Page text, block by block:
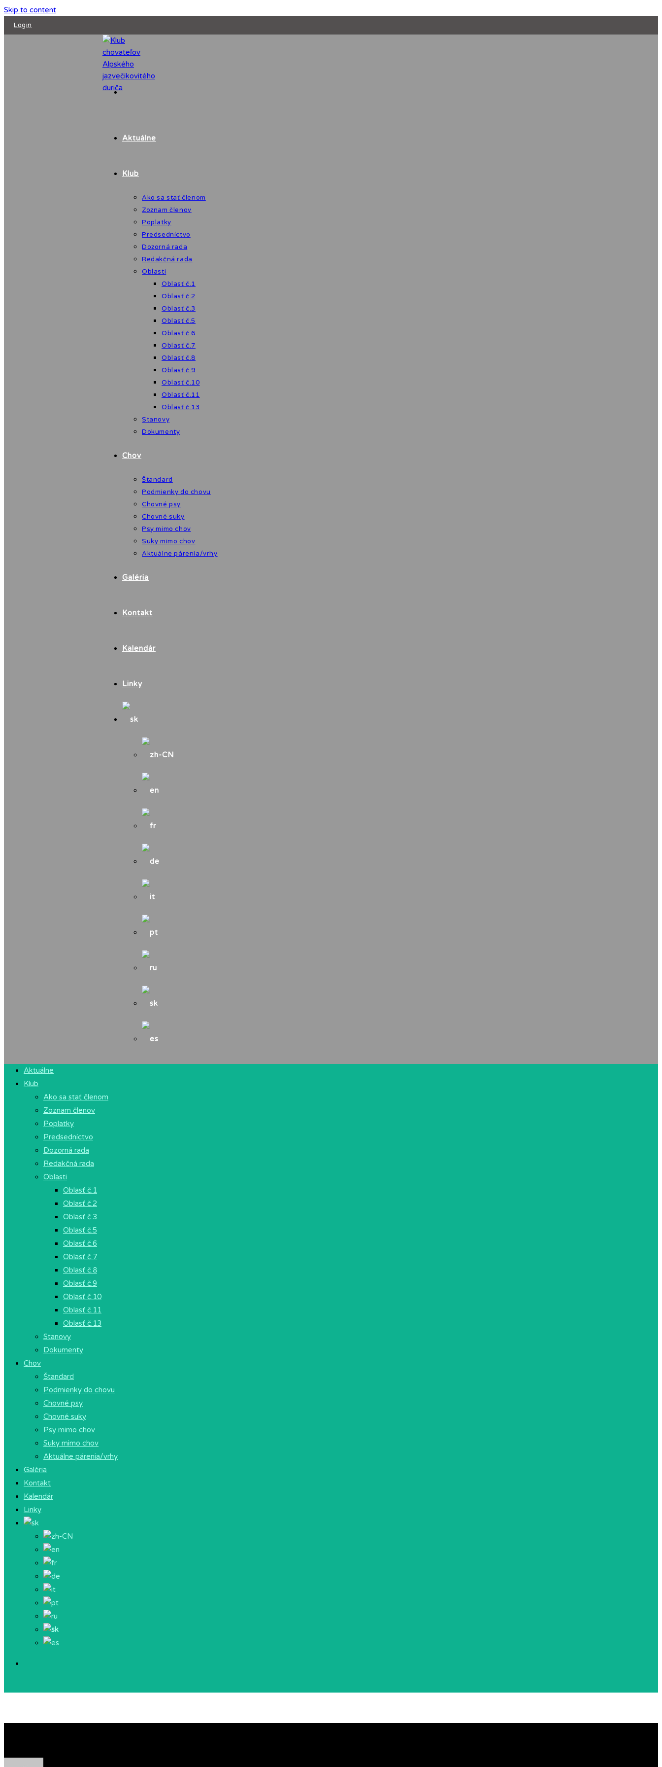
Skip to content
Login
Aktuálne
Klub
Ako sa stať členom
Zoznam členov
Poplatky
Predsedníctvo
Dozorná rada
Redakčná rada
Oblasti
Oblasť č.1
Oblasť č.2
Oblasť č.3
Oblasť č.5
Oblasť č.6
Oblasť č.7
Oblasť č.8
Oblasť č.9
Oblasť č.10
Oblasť č.11
Oblasť č.13
Stanovy
Dokumenty
Chov
Štandard
Podmienky do chovu
Chovné psy
Chovné suky
Psy mimo chov
Suky mimo chov
Aktuálne párenia/vrhy
Galéria
Kontakt
Kalendár
Linky
Aktuálne
Klub
Ako sa stať členom
Zoznam členov
Poplatky
Predsedníctvo
Dozorná rada
Redakčná rada
Oblasti
Oblasť č.1
Oblasť č.2
Oblasť č.3
Oblasť č.5
Oblasť č.6
Oblasť č.7
Oblasť č.8
Oblasť č.9
Oblasť č.10
Oblasť č.11
Oblasť č.13
Stanovy
Dokumenty
Chov
Štandard
Podmienky do chovu
Chovné psy
Chovné suky
Psy mimo chov
Suky mimo chov
Aktuálne párenia/vrhy
Galéria
Kontakt
Kalendár
Linky